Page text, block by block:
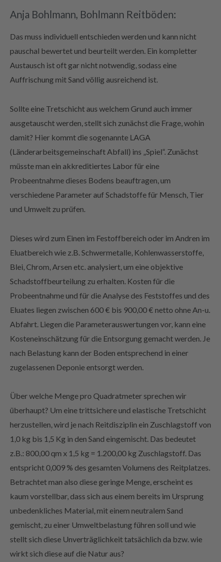
Anja Bohlmann, Bohlmann Reitböden:
Das muss individuell entschieden werden und kann nicht
pauschal bewertet und beurteilt werden. Ein kompletter
Austausch ist oft gar nicht notwendig, sodass eine
Auffrischung mit Sand völlig ausreichend ist.
Sollte eine Tretschicht aus welchem Grund auch immer
ausgetauscht werden, stellt sich zunächst die Frage, wohin
damit? Hier kommt die sogenannte LAGA
(Länderarbeitsgemeinschaft Abfall) ins „Spiel“. Zunächst
müsste man ein akkreditiertes Labor für eine
Probeentnahme dieses Bodens beauftragen, um
verschiedene Parameter auf Schadstoffe für Mensch, Tier
und Umwelt zu prüfen.
Dieses wird zum Einen im Festoffbereich oder im Andren im
Eluatbereich wie z.B. Schwermetalle, Kohlenwasserstoffe,
Blei, Chrom, Arsen etc. analysiert, um eine objektive
Schadstoffbeurteilung zu erhalten. Kosten für die
Probeentnahme und für die Analyse des Feststoffes und des
Eluates liegen zwischen 600 € bis 900,00 € netto ohne An-u.
Abfahrt. Liegen die Parameterauswertungen vor, kann eine
Kosteneinschätzung für die Entsorgung gemacht werden. Je
nach Belastung kann der Boden entsprechend in einer
zugelassenen Deponie entsorgt werden.
Über welche Menge pro Quadratmeter sprechen wir
überhaupt? Um eine trittsichere und elastische Tretschicht
herzustellen, wird je nach Reitdisziplin ein Zuschlagstoff von
1,0 kg bis 1,5 Kg in den Sand eingemischt. Das bedeutet
z.B.: 800,00 qm x 1,5 kg = 1.200,00 kg Zuschlagstoff. Das
entspricht 0,009 % des gesamten Volumens des Reitplatzes.
Betrachtet man also diese geringe Menge, erscheint es
kaum vorstellbar, dass sich aus einem bereits im Ursprung
unbedenkliches Material, mit einem neutralem Sand
gemischt, zu einer Umweltbelastung führen soll und wie
stellt sich diese Unverträglichkeit tatsächlich da bzw. wie
wirkt sich diese auf die Natur aus?